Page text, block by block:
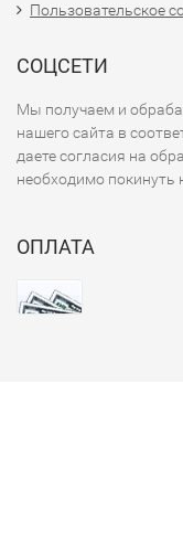
Пользовательское
СОЦСЕТИ
Мы получаем и
нашего сайта в
даете согласия на
необходимо покинуть
ОПЛАТА